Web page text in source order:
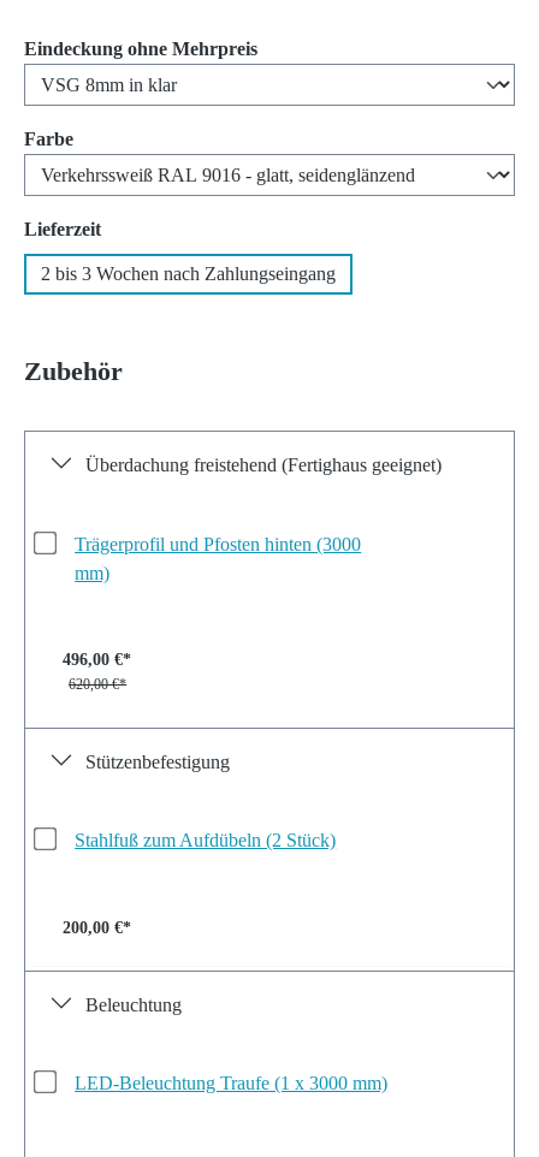
Eindeckung ohne Mehrpreisauswählen
Farbeauswählen
Lieferzeitauswählen
2 bis 3 Wochen nach Zahlungseingang
Zubehör
Überdachung freistehend (Fertighaus geeignet)
Trägerprofil und Pfosten hinten (3000
mm)
496,00 €*
620,00 €*
Stützenbefestigung
Stahlfuß zum Aufdübeln (2 Stück)
200,00 €*
Beleuchtung
LED-Beleuchtung Traufe (1 x 3000 mm)